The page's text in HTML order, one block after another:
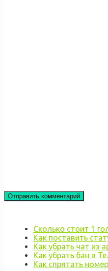
Сколько стоит 1
Как поставить
Как убрать чат из
Как убрать бан в
Как спрятать